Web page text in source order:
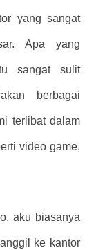
yang sangat
Apa yang
sangat sulit
berbagai
terlibat dalam
video game,
aku biasanya
ke kantor